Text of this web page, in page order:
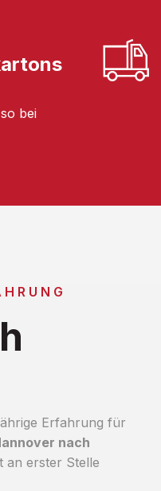
bei
Erfahrung für
nach
an erster Stelle